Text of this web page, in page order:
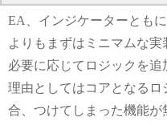
EA、インジケーターとも
よりもまずはミニマムな
必要に応じてロジックを追
理由としてはコアとなる
合、つけてしまった機能が